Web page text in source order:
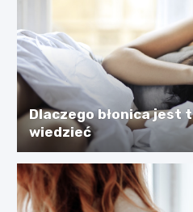
Dlaczego błonica jest
wiedzieć